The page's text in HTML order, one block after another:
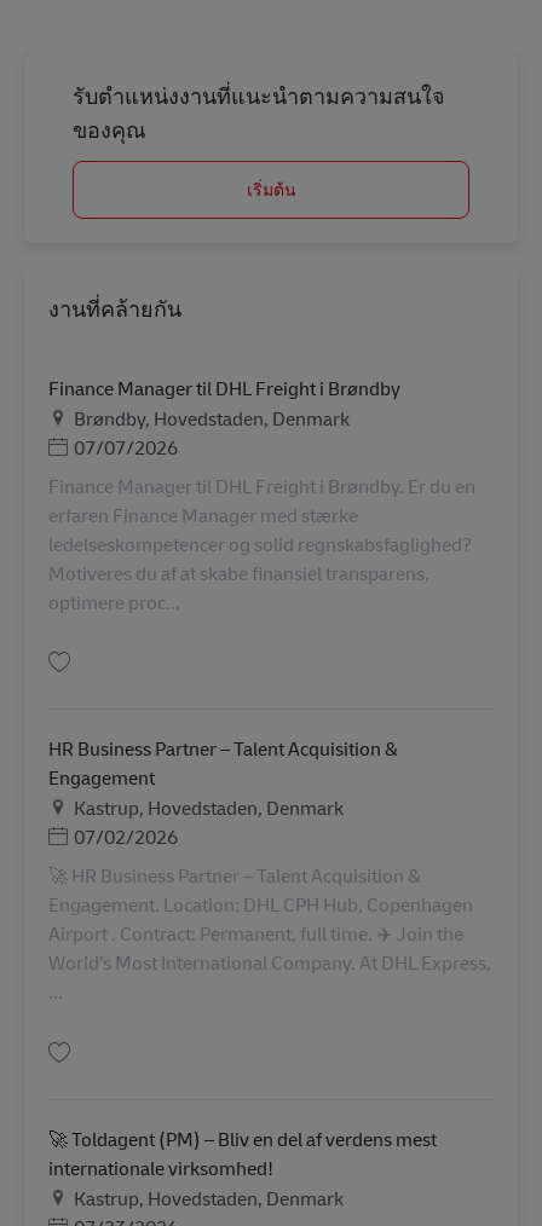
รับตำแหน่งงานที่แนะนำตามความสนใจ
ของคุณ
เริ่มต้น
งานที่คล้ายกัน
Finance Manager til DHL Freight i Brøndby
สถานที่
Brøndby, Hovedstaden, Denmark
Posted Date
07/07/2026
Finance Manager til DHL Freight i Brøndby. Er du en
erfaren Finance Manager med stærke
ledelseskompetencer og solid regnskabsfaglighed?
Motiveres du af at skabe finansiel transparens,
optimere proc...
HR Business Partner – Talent Acquisition &
Engagement
สถานที่
Kastrup, Hovedstaden, Denmark
Posted Date
07/02/2026
🚀 HR Business Partner – Talent Acquisition &
Engagement. Location: DHL CPH Hub, Copenhagen
Airport . Contract: Permanent, full time. ✈️ Join the
World’s Most International Company. At DHL Express,
...
🚀 Toldagent (PM) – Bliv en del af verdens mest
internationale virksomhed!
สถานที่
Kastrup, Hovedstaden, Denmark